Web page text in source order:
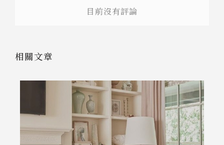
目前沒有評論
相關文章